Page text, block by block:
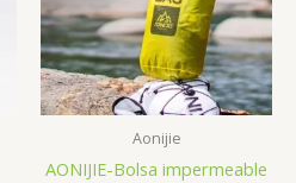
Aonijie
AONIJIE-Bolsa impermeable